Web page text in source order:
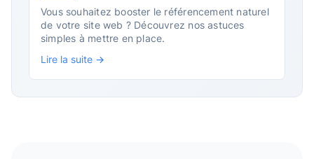
Vous souhaitez booster le référencement naturel
de votre site web ? Découvrez nos astuces
simples à mettre en place.
Lire la suite →